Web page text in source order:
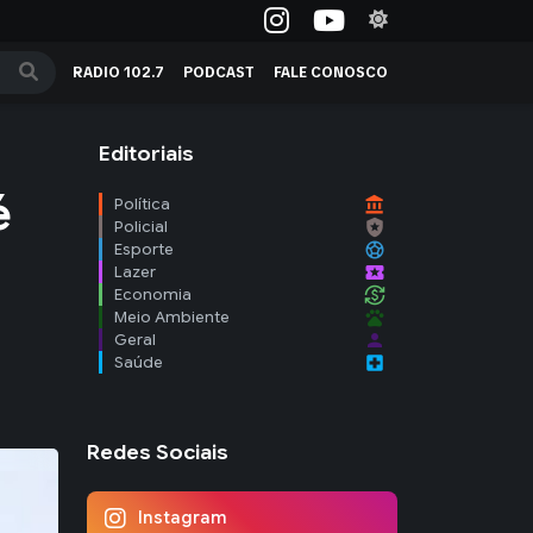
RADIO 102.7 PODCAST FALE CONOSCO
Editoriais
Política account_balance
Policial local_police
Esporte sports_soccer
Lazer local_activity
Economia currency_exchange
Meio Ambiente pets
Geral person
Saúde local_hospital
Redes Sociais
Instagram